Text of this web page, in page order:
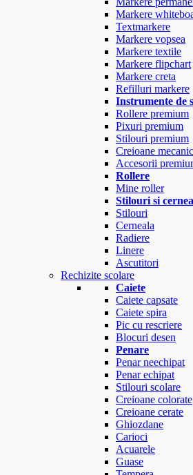
Markere
Textmarkere
Markere vopsea
Markere textile
Markere flipchart
Markere creta
Refilluri markere
Instrumente de
Rollere premium
Pixuri premium
Stilouri premium
Creioane
Accesorii
Rollere
Mine roller
Stilouri si
Stilouri
Cerneala
Radiere
Linere
Ascutitori
Rechizite scolare
Caiete
Caiete capsate
Caiete spira
Pic cu rescriere
Blocuri desen
Penare
Penar neechipat
Penar echipat
Stilouri scolare
Creioane colorate
Creioane cerate
Ghiozdane
Carioci
Acuarele
Guase